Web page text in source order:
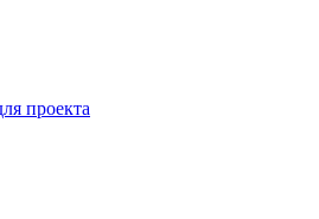
проекта